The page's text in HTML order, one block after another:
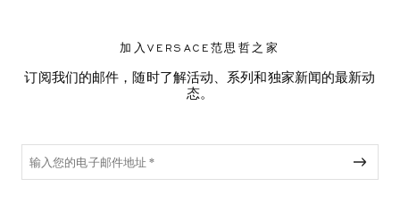
加入VERSACE范思哲之家
订阅我们的邮件，随时了解活动、系列和独家新闻的最新动
态。